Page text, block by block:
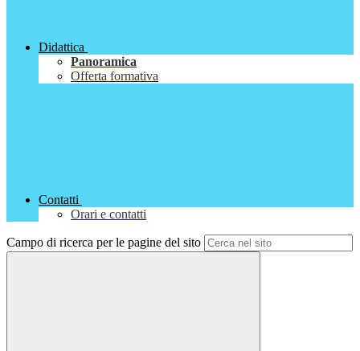
Didattica
Panoramica
Offerta formativa
Contatti
Orari e contatti
Campo di ricerca per le pagine del sito